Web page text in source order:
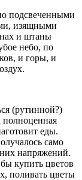
подсвеченными
изящными
и штаны
небо, по
и горы, и
(рутинной?)
полноценная
еды.
само
напряжений.
купить цветов
поливать цветы